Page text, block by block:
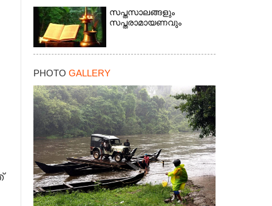
സപ്തസാലങ്ങളും
സപ്തരാമായണവും
PHOTO GALLERY